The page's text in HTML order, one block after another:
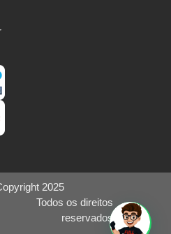
2025
Todos os direitos
reservados